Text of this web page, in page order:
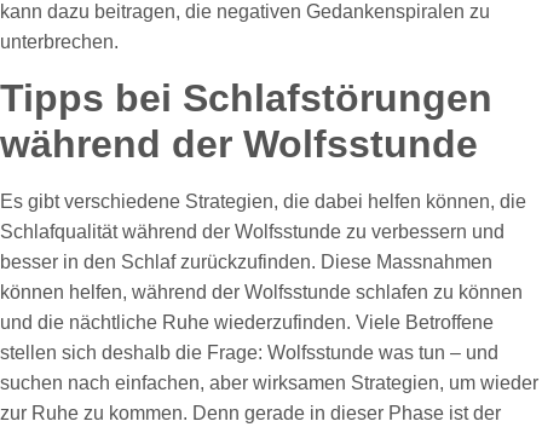
kann dazu beitragen, die negativen Gedankenspiralen zu
unterbrechen.
Tipps bei Schlafstörungen
während der Wolfsstunde
Es gibt verschiedene Strategien, die dabei helfen können, die
Schlafqualität während der Wolfsstunde zu verbessern und
besser in den Schlaf zurückzufinden. Diese Massnahmen
können helfen, während der Wolfsstunde schlafen zu können
und die nächtliche Ruhe wiederzufinden. Viele Betroffene
stellen sich deshalb die Frage: Wolfsstunde was tun – und
suchen nach einfachen, aber wirksamen Strategien, um wieder
zur Ruhe zu kommen. Denn gerade in dieser Phase ist der